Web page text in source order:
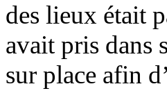
des lieux était
avait pris dans
sur place afin